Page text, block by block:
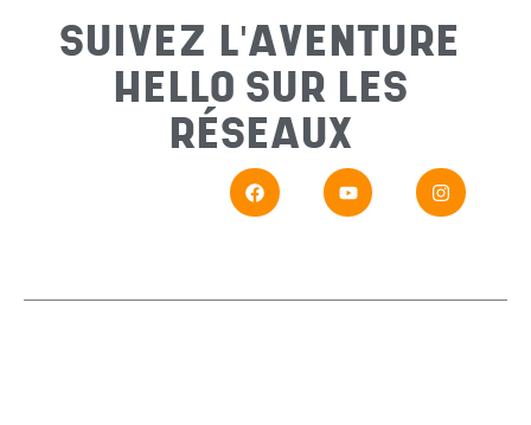
SUIVEZ L'AVENTURE
HELLO SUR LES
RÉSEAUX